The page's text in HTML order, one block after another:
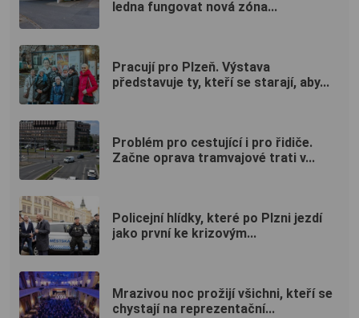
ledna fungovat nová zóna...
Pracují pro Plzeň. Výstava
představuje ty, kteří se starají, aby...
Problém pro cestující i pro řidiče.
Začne oprava tramvajové trati v...
Policejní hlídky, které po Plzni jezdí
jako první ke krizovým...
Mrazivou noc prožijí všichni, kteří se
chystají na reprezentační...